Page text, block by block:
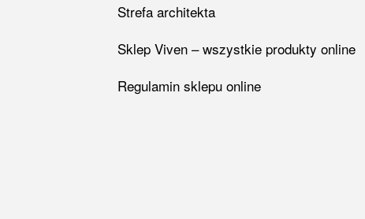
Strefa architekta
Sklep Viven – wszystkie produkty online
Regulamin sklepu online